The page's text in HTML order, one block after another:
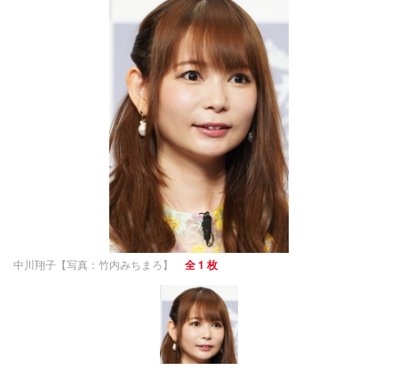
中川翔子【写真：竹内みちまろ】 全 1 枚